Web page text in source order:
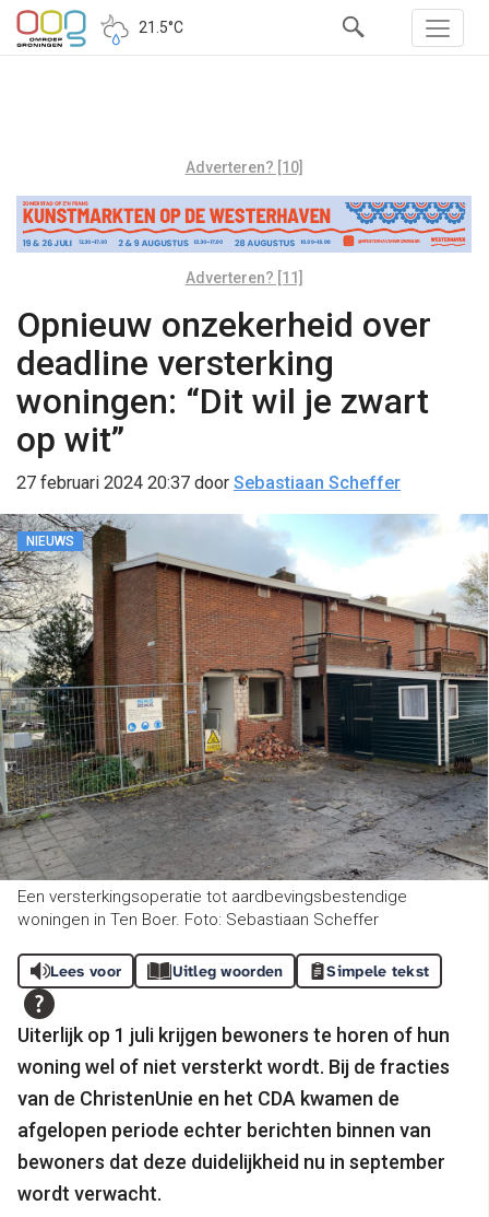
21.5°C
Adverteren? [10]
Adverteren? [11]
Opnieuw onzekerheid over
deadline versterking
woningen: “Dit wil je zwart
op wit”
27 februari 2024 20:37 door Sebastiaan Scheffer
NIEUWS
Een versterkingsoperatie tot aardbevingsbestendige
woningen in Ten Boer. Foto: Sebastiaan Scheffer
Lees voor Uitleg woorden Simpele tekst
Uiterlijk op 1 juli krijgen bewoners te horen of hun
woning wel of niet versterkt wordt. Bij de fracties
van de ChristenUnie en het CDA kwamen de
afgelopen periode echter berichten binnen van
bewoners dat deze duidelijkheid nu in september
wordt verwacht.